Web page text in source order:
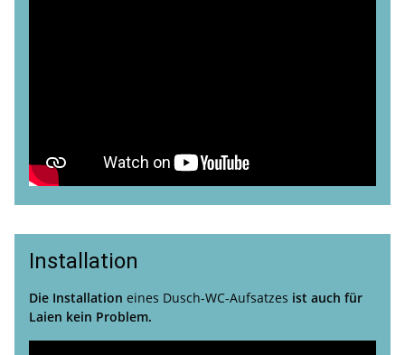
Installation
Die Installation eines Dusch-WC-Aufsatzes ist auch für
Laien kein Problem.